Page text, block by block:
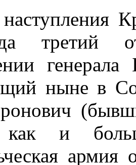
третий
ныне в
как и
армия